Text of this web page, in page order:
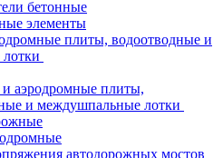
бетонные
элементы
плиты, водоотводные и
аэродромные плиты,
и междушпальные лотки
автодорожных мостов